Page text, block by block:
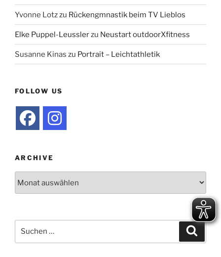
Yvonne Lotzzu Rückengmnastik beim TV Lieblos
Elke Puppel-Leusslerzu Neustart outdoorXfitness
Susanne Kinas zu Portrait – Leichtathletik
FOLLOW US
ARCHIVE
nach: